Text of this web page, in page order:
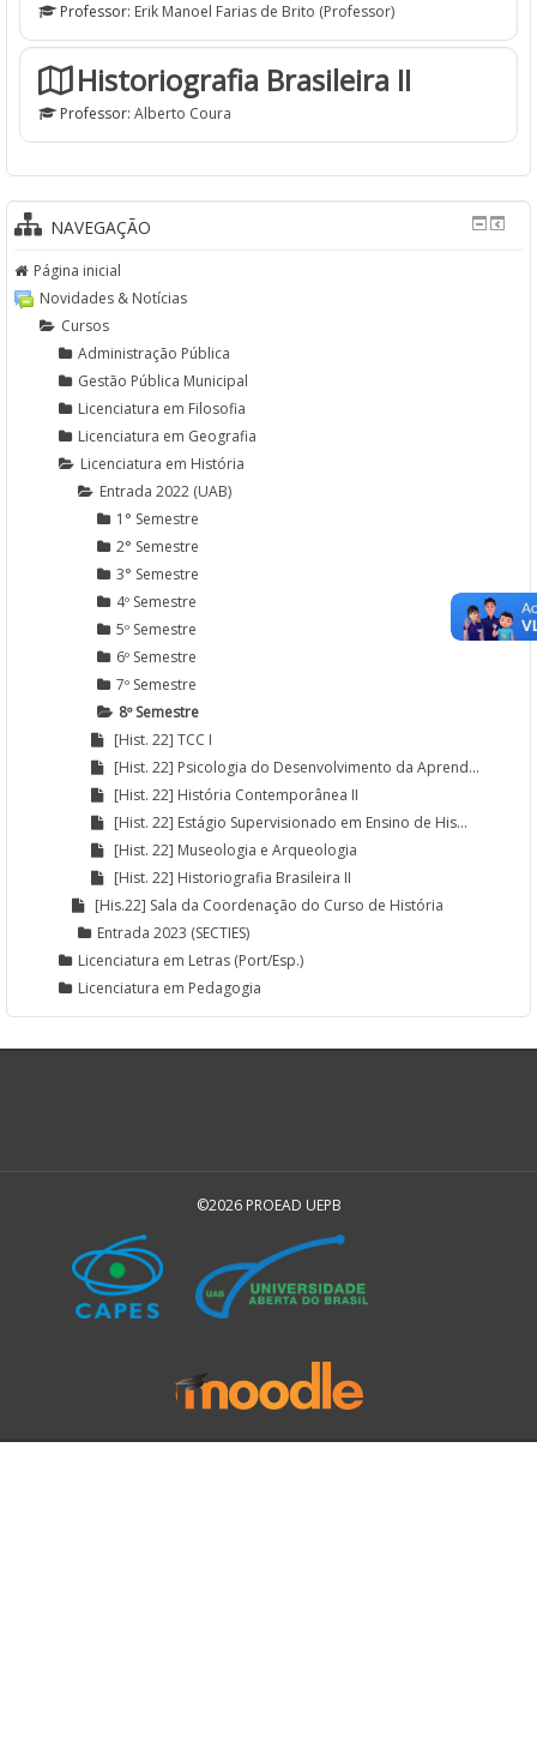
Professor: Erik Manoel Farias de Brito (Professor)
Historiografia Brasileira II
Professor: Alberto Coura
NAVEGAÇÃO
Página inicial
Novidades & Notícias
Cursos
Administração Pública
Gestão Pública Municipal
Licenciatura em Filosofia
Licenciatura em Geografia
Licenciatura em História
Entrada 2022 (UAB)
1° Semestre
2° Semestre
3° Semestre
4º Semestre
5º Semestre
6º Semestre
7º Semestre
8º Semestre
[Hist. 22] TCC I
[Hist. 22] Psicologia do Desenvolvimento da Aprend...
[Hist. 22] História Contemporânea II
[Hist. 22] Estágio Supervisionado em Ensino de His...
[Hist. 22] Museologia e Arqueologia
[Hist. 22] Historiografia Brasileira II
[His.22] Sala da Coordenação do Curso de História
Entrada 2023 (SECTIES)
Licenciatura em Letras (Port/Esp.)
Licenciatura em Pedagogia
©2026 PROEAD UEPB